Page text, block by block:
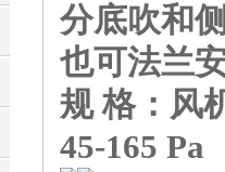
分底吹和
也可法兰
规 格：风
45-165 Pa